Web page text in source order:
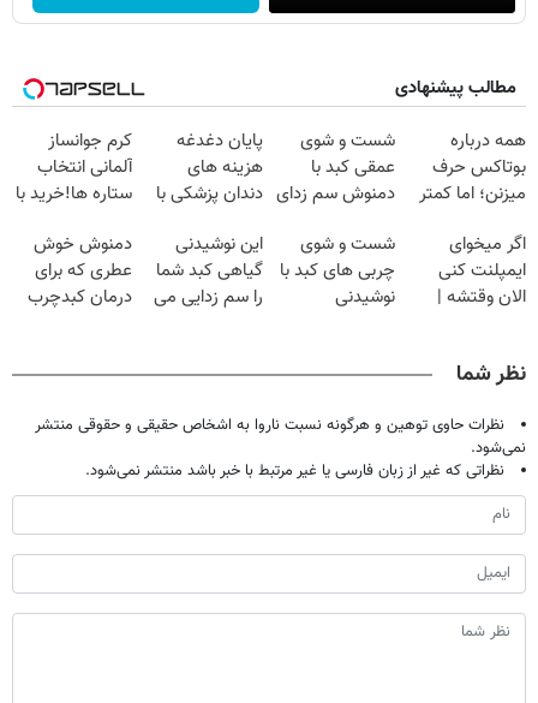
مطالب پیشنهادی
همه درباره
بوتاکس حرف
میزنن؛ اما کمتر
میشناسه.
شست و شوی
عمقی کبد با
دمنوش سم زدای
پایان دغدغه
هزینه های
دندان پزشکی با
خانگی
کرم جوانساز
آلمانی انتخاب
ستاره ها!خرید با
اگر میخوای
ایمپلنت کنی
الان وقتشه |
شست و شوی
چربی های کبد با
نوشیدنی
این نوشیدنی
گیاهی کبد شما
را سم زدایی می
دمنوش خوش
عطری که برای
درمان کبدچرب
نظر شما
نظرات حاوی توهین و هرگونه نسبت ناروا به اشخاص حقیقی و حقوقی منتشر
نمی‌شود.
نظراتی که غیر از زبان فارسی یا غیر مرتبط با خبر باشد منتشر نمی‌شود.